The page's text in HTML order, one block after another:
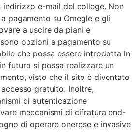
indirizzo e-mail del college. Non
pagamento su Omegle e gli
a uscire da piani e
opzioni a pagamento su
che possa essere introdotta in
futuro si possa realizzare un
visto che il sito è diventato
gratuito. Inoltre,
di autenticazione
meccanismi di cifratura end-
di operare onerose e invasive